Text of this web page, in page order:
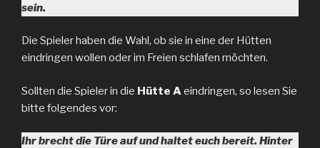
sein.
Die Spieler haben die Wahl, ob sie in eine der Hütten
eindringen wollen oder im Freien schlafen möchten.
Sollten die Spieler in die Hütte A eindringen, so lesen Sie
bitte folgendes vor:
Ihr brecht die Türe auf und haltet euch bereit. Hinter